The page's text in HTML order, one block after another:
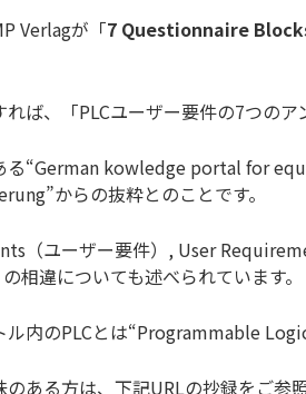
Verlagが「7 Questionnaire
ば、「PLCユーザー要件の7つのア
る“German kowledge portal for
からの抜粋とのこ とです。
（ユーザー要件）, User
相違についても述べられています。
ル内のPLCとは“Programmable
のある方は、下記URLの抄録をご参